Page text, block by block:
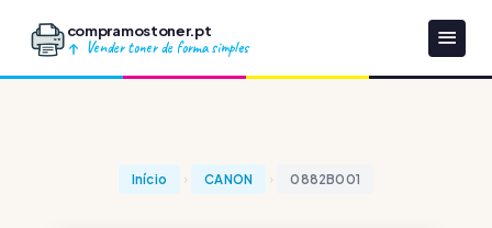
compramostoner.pt
Vender toner de forma simples
Início CANON 0882B001